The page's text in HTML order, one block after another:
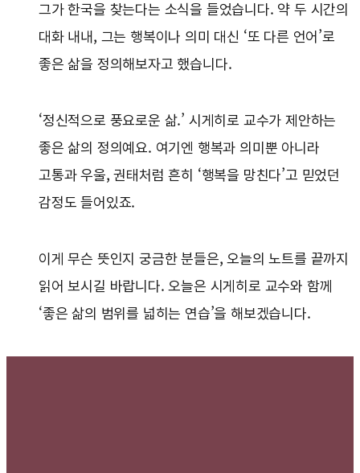
그가 한국을 찾는다는 소식을 들었습니다. 약 두 시간의
대화 내내, 그는 행복이나 의미 대신 ‘또 다른 언어’로
좋은 삶을 정의해보자고 했습니다.
‘정신적으로 풍요로운 삶.’ 시게히로 교수가 제안하는
좋은 삶의 정의예요. 여기엔 행복과 의미뿐 아니라
고통과 우울, 권태처럼 흔히 ‘행복을 망친다’고 믿었던
감정도 들어있죠.
이게 무슨 뜻인지 궁금한 분들은, 오늘의 노트를 끝까지
읽어 보시길 바랍니다. 오늘은 시게히로 교수와 함께
‘좋은 삶의 범위를 넓히는 연습’을 해보겠습니다.